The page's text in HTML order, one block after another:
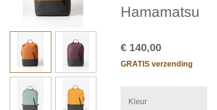
Hamamatsu
€ 140,00
GRATIS verzending
Kleur